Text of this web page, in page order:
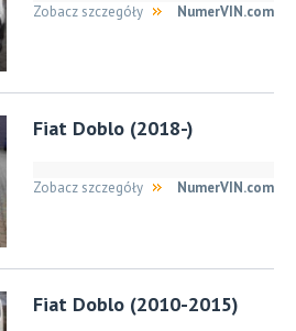
NumerVIN.com
Zobacz szczegóły
Fiat Doblo (2018-)
NumerVIN.com
Zobacz szczegóły
Fiat Doblo (2010-2015)